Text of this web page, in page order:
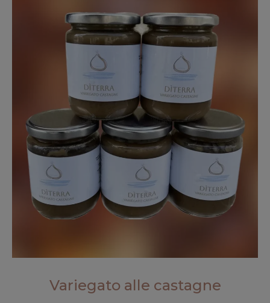
Variegato alle castagne